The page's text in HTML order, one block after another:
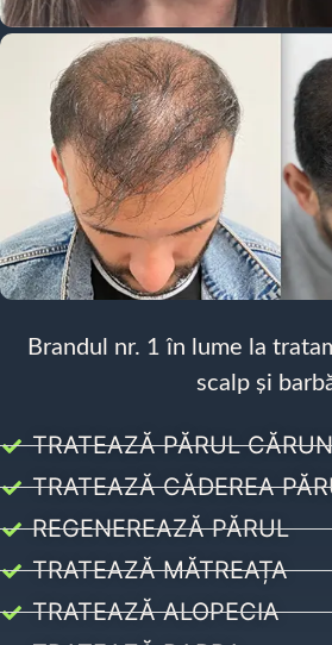
Brandul nr. 1 în lume la
scalp și
TRATEAZĂ PĂRUL
TRATEAZĂ CĂDEREA
REGENEREAZĂ PĂRUL
TRATEAZĂ MĂTREAȚA
TRATEAZĂ ALOPECIA